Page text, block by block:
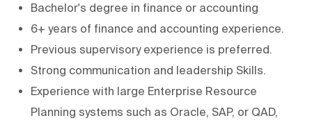
Bachelor's degree in finance or accounting
6+ years of finance and accounting experience.
Previous supervisory experience is preferred.
Strong communication and leadership Skills.
Experience with large Enterprise Resource
Planning systems such as Oracle, SAP, or QAD,